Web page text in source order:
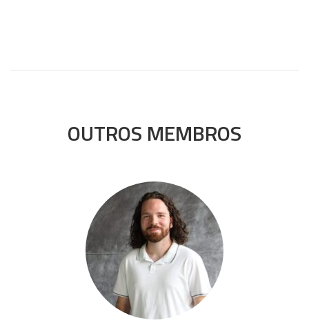
OUTROS MEMBROS